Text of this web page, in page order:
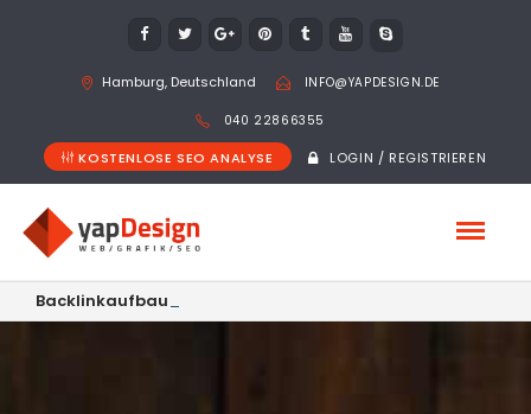
Hamburg, Deutschland INFO@YAPDESIGN.DE
040 22866355
KOSTENLOSE SEO ANALYSE LOGIN / REGISTRIEREN
Backlinkaufbau 2019 – Wie baue ich Backlinks auf